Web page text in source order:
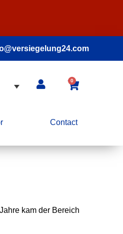
0
Contact
kam der Bereich